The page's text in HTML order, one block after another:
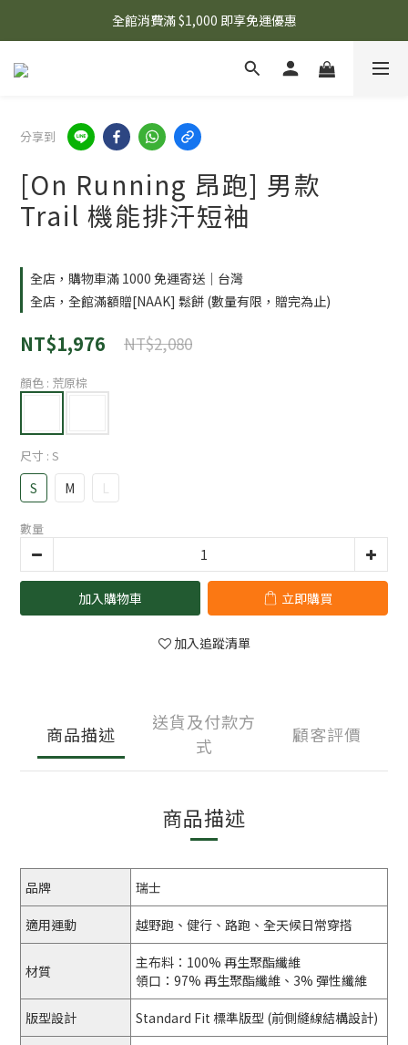
🌟 想知道現在有什麼優惠嗎？ 點擊查看最新優惠！
全館消費滿 $1,000 即享免運優惠
🌟 想知道現在有什麼優惠嗎？ 點擊查看最新優惠！
分享到
[On Running 昂跑] 男款
Trail 機能排汗短袖
全店，購物車滿 1000 免運寄送｜台灣
全店，全館滿額贈[NAAK] 鬆餅 (數量有限，贈完為止)
NT$1,976 NT$2,080
顏色 : 荒原棕
尺寸 : S
S M L
數量
加入購物車 立即購買
加入追蹤清單
商品描述
送貨及付款方
式
顧客評價
商品描述
品牌 瑞士
適用運動 越野跑、健行、路跑、全天候日常穿搭
材質
主布料：100% 再生聚酯纖維
領口：97% 再生聚酯纖維、3% 彈性纖維
版型設計 Standard Fit 標準版型 (前側縫線結構設計)